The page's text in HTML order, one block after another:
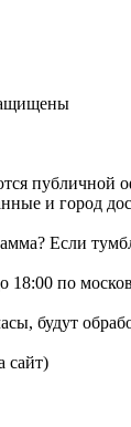
публичной
и город
Если
18:00 по
будут
сайт)